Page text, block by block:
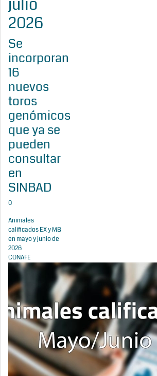
julio
2026
Se
incorporan
16
nuevos
toros
genómicos
que ya se
pueden
consultar
en
SINBAD
0
Animales
calificados EX y MB
en mayo y junio de
2026
CONAFE